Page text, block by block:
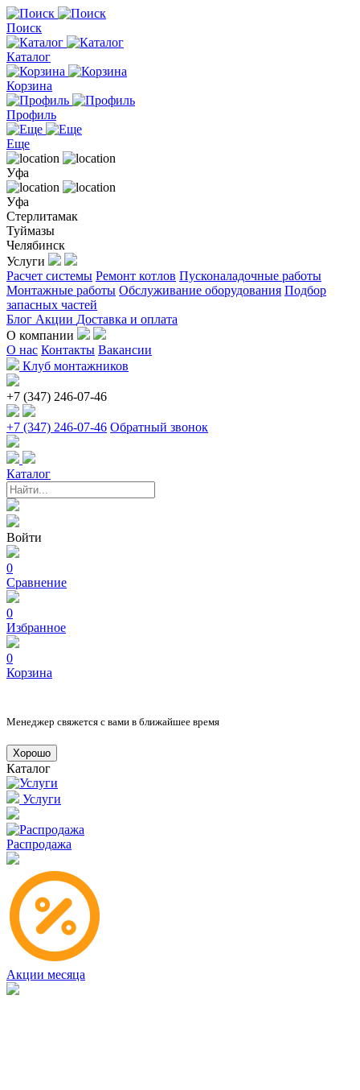
Поиск
Каталог
Корзина
Профиль
Еще
Уфа
Уфа
Стерлитамак
Туймазы
Челябинск
Услуги
Расчет системы Ремонт котлов Пусконаладочные работы
Монтажные работы Обслуживание оборудования Подбор
запасных частей
Блог Акции Доставка и оплата
О компании
О нас Контакты Вакансии
Клуб монтажников
+7 (347) 246-07-46
+7 (347) 246-07-46 Обратный звонок
Каталог
Войти
0
Сравнение
0
Избранное
0
Корзина
Менеджер свяжется с вами в ближайшее время
Хорошо
Каталог
Услуги
Распродажа
Акции месяца